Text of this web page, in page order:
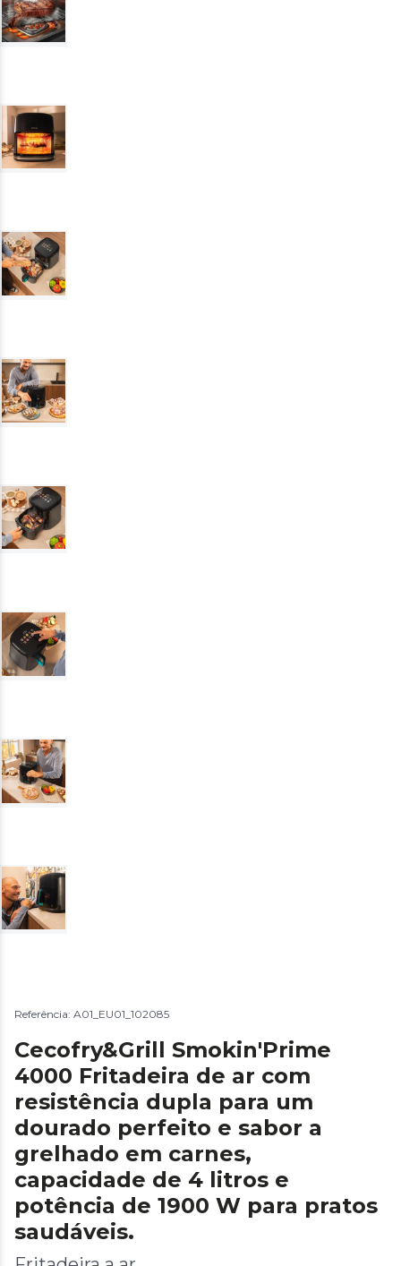
Referência: A01_EU01_102085
Cecofry&Grill Smokin'Prime
4000 Fritadeira de ar com
resistência dupla para um
dourado perfeito e sabor a
grelhado em carnes,
capacidade de 4 litros e
potência de 1900 W para pratos
saudáveis.